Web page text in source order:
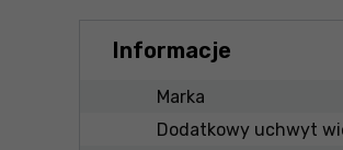
Informacje
Marka
Dodatkowy uchwyt